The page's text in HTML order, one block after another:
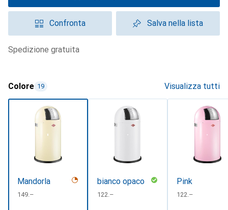
Confronta Salva nella lista
spedizione gratuita
Colore 19 Visualizza tutti
Mandorla
CHF
149.–
bianco opaco
CHF
122.–
Pink
CHF
122.–